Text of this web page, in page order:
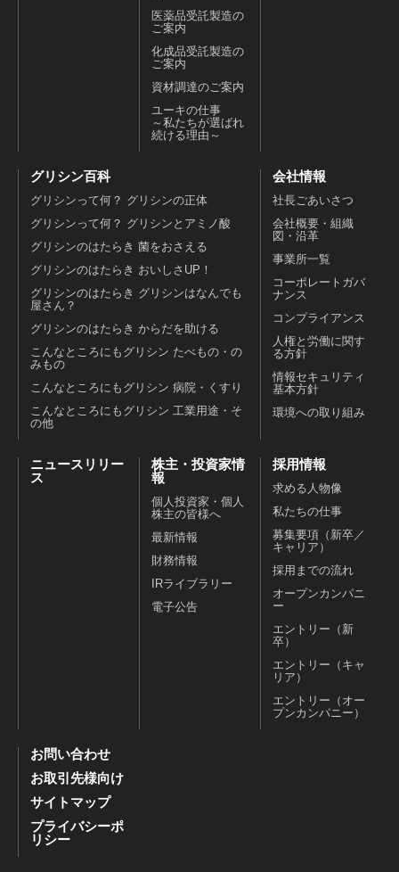
医薬品受託製造の
ご案内
化成品受託製造の
ご案内
資材調達のご案内
ユーキの仕事
～私たちが選ばれ
続ける理由～
グリシン百科
グリシンって何？ グリシンの正体
グリシンって何？ グリシンとアミノ酸
グリシンのはたらき 菌をおさえる
グリシンのはたらき おいしさUP！
グリシンのはたらき グリシンはなんでも
屋さん？
グリシンのはたらき からだを助ける
こんなところにもグリシン たべもの・の
みもの
こんなところにもグリシン 病院・くすり
こんなところにもグリシン 工業用途・そ
の他
会社情報
社長ごあいさつ
会社概要・組織
図・沿革
事業所一覧
コーポレートガバ
ナンス
コンプライアンス
人権と労働に関す
る方針
情報セキュリティ
基本方針
環境への取り組み
ニュースリリー
ス
株主・投資家情
報
個人投資家・個人
株主の皆様へ
最新情報
財務情報
IRライブラリー
電子公告
採用情報
求める人物像
私たちの仕事
募集要項（新卒／
キャリア）
採用までの流れ
オープンカンパニ
ー
エントリー（新
卒）
エントリー（キャ
リア）
エントリー（オー
プンカンパニー）
お問い合わせ
お取引先様向け
サイトマップ
プライバシーポ
リシー